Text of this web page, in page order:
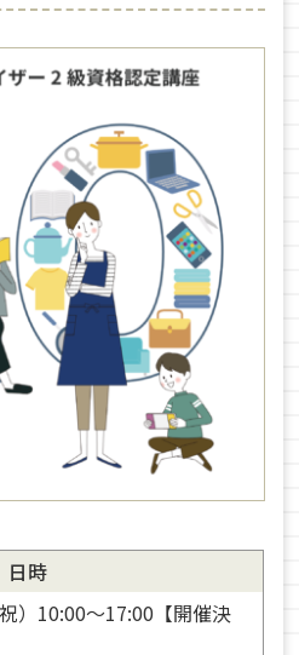
日時
）10:00～17:00【開催決